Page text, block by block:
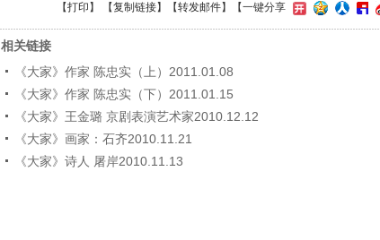
【打印 】 【复制链接】【转发邮件】 【一键分享
相关链接
《大家》作家 陈忠实（上）2011.01.08
《大家》作家 陈忠实（下）2011.01.15
《大家》王金璐 京剧表演艺术家2010.12.12
《大家》画家：石齐2010.11.21
《大家》诗人 屠岸2010.11.13